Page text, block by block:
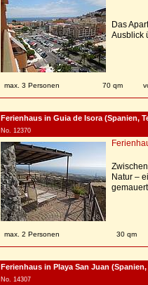
Das
Ausblick
max. 3 Personen 70 qm
Ferienhaus in Guia de Isora (Spanien,
No. 12370
Natur –
max. 2 Personen 30 qm
Ferienhaus in Playa San Juan
No. 14307